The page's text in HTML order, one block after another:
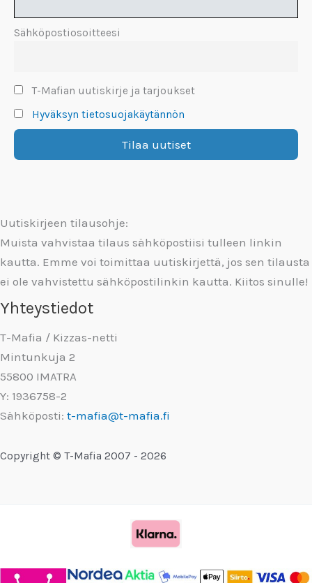
Sähköpostiosoitteesi
T-Mafian uutiskirje ja tarjoukset
Hyväksyn tietosuojakäytännön
Uutiskirjeen tilausohje:
Muista vahvistaa tilaus sähköpostiisi tulleen linkin
kautta. Emme voi toimittaa uutiskirjettä, jos sen tilausta
ei ole vahvistettu sähköpostilinkin kautta. Kiitos sinulle!
Yhteystiedot
T-Mafia / Kizzas-netti
Mintunkuja 2
55800 IMATRA
Y: 1936758-2
Sähköposti: t-mafia@t-mafia.fi
Copyright © T-Mafia 2007 - 2026